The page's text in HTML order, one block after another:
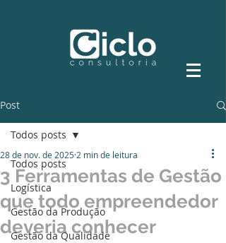
Post
Todos posts
Logística
Gestão da Produção
Gestão da Qualidade
Todos posts
3 Ferramentas de Gestão
que todo empreendedor
deveria conhecer
28 de nov. de 2025 2 min de leitura